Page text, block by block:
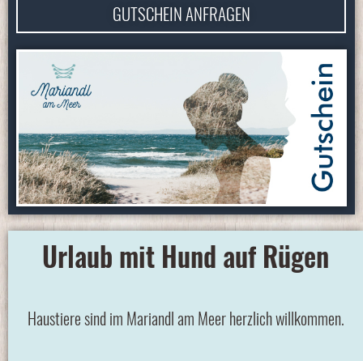
GUTSCHEIN ANFRAGEN
Urlaub mit Hund auf Rügen
Haustiere sind im Mariandl am Meer herzlich willkommen.